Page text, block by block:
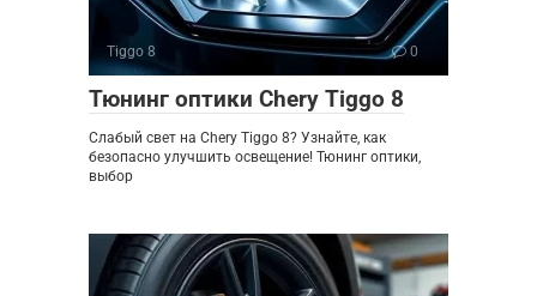
Tiggo 8 0
Тюнинг оптики Chery Tiggo 8
Слабый свет на Chery Tiggo 8? Узнайте, как
безопасно улучшить освещение! Тюнинг оптики,
выбор